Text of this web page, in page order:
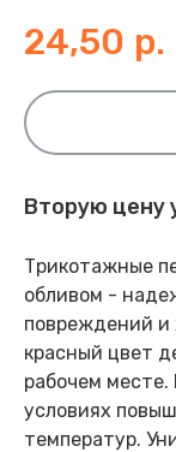
24,50 р.
Вторую цену
Трикотажные
обливом -
повреждений и
красный цвет
рабочем
условиях
температур.